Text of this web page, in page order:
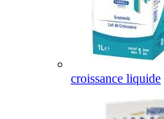
croissance liquide